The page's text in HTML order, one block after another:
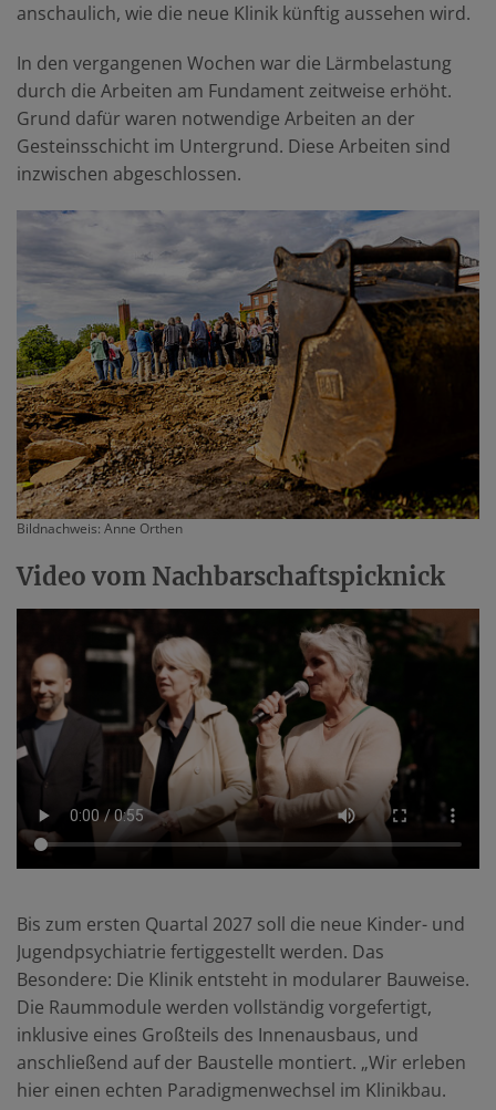
Bildnachweis: Anne Orthen
anschaulich, wie die neue Klinik künftig aussehen wird.
In den vergangenen Wochen war die Lärmbelastung
durch die Arbeiten am Fundament zeitweise erhöht.
Grund dafür waren notwendige Arbeiten an der
Gesteinsschicht im Untergrund. Diese Arbeiten sind
inzwischen abgeschlossen.
Video vom Nachbarschaftspicknick
Bis zum ersten Quartal 2027 soll die neue Kinder- und
Jugendpsychiatrie fertiggestellt werden. Das
Besondere: Die Klinik entsteht in modularer Bauweise.
Die Raummodule werden vollständig vorgefertigt,
inklusive eines Großteils des Innenausbaus, und
anschließend auf der Baustelle montiert. „Wir erleben
hier einen echten Paradigmenwechsel im Klinikbau.